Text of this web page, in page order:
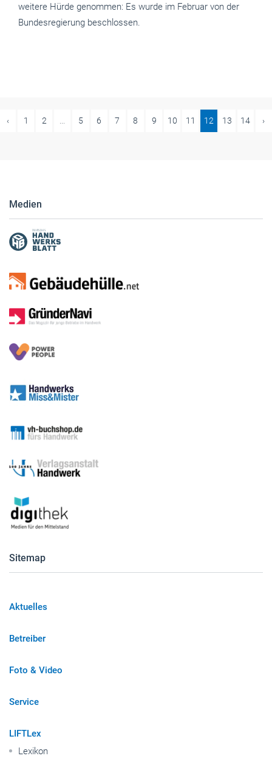
weitere Hürde genommen: Es wurde im Februar von der
Bundesregierung beschlossen.
‹ 1 2 5 6 7 8 9 10 11 12 13 14 ›
Medien
Sitemap
Aktuelles
Betreiber
Foto & Video
Service
LIFTLex
Lexikon